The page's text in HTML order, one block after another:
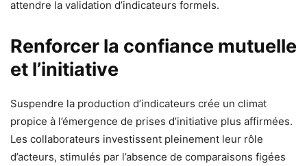
attendre la validation d’indicateurs formels.
Renforcer la confiance mutuelle
et l’initiative
Suspendre la production d’indicateurs crée un climat
propice à l’émergence de prises d’initiative plus affirmées.
Les collaborateurs investissent pleinement leur rôle
d’acteurs, stimulés par l’absence de comparaisons figées